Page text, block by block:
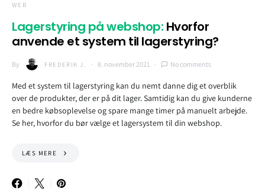
WEB
Lagerstyring på webshop: Hvorfor
anvende et system til lagerstyring?
By FREDERIK J. 8. november 2021 No comments
Med et system til lagerstyring kan du nemt danne dig et overblik
over de produkter, der er på dit lager. Samtidig kan du give kunderne
en bedre købsoplevelse og spare mange timer på manuelt arbejde.
Se her, hvorfor du bør vælge et lagersystem til din webshop.
LÆS MERE